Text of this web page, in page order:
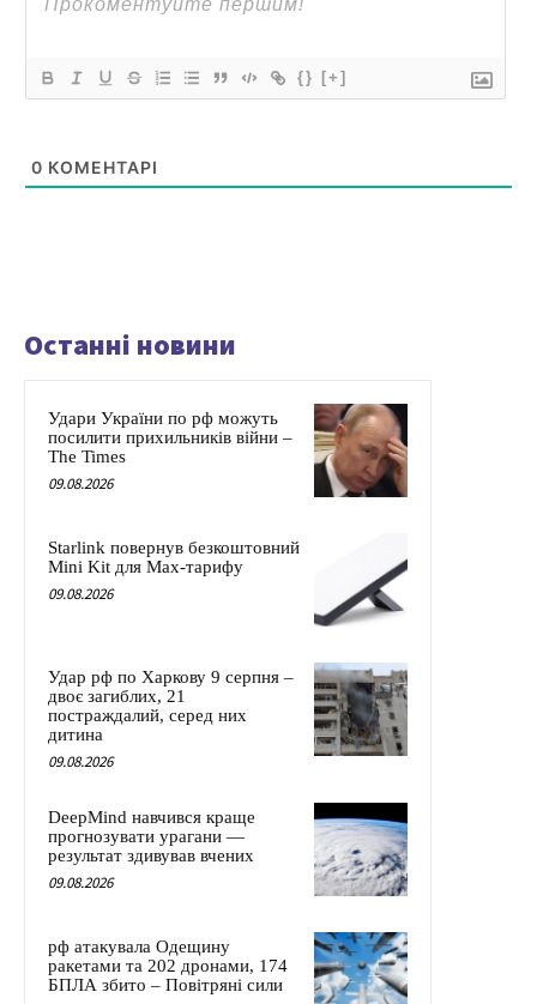
{} [+]
0 КОМЕНТАРІ
Останні новини
Удари України по рф можуть
посилити прихильників війни –
The Times
09.08.2026
Starlink повернув безкоштовний
Mini Kit для Max-тарифу
09.08.2026
Удар рф по Харкову 9 серпня –
двоє загиблих, 21
постраждалий, серед них
дитина
09.08.2026
DeepMind навчився краще
прогнозувати урагани —
результат здивував вчених
09.08.2026
рф атакувала Одещину
ракетами та 202 дронами, 174
БПЛА збито – Повітряні сили